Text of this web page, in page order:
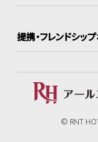
提携・フレンドシッ
© RNT